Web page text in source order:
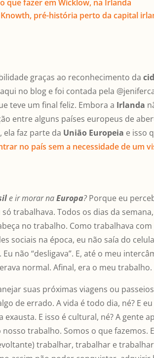
que fazer em Wicklow, na Irlanda
pré-história perto da capital
graças ao reconhecimento da
no blog e foi contada pela
teve um final feliz. Embora a Irlanda
entre alguns países europeus de
ela faz parte da União Europeia e isso
no país sem a necessidade de um
e ir morar naEuropa?Porque eu
trabalhava. Todos os dias da
no trabalho. Como trabalhava com
sociais na época, eu não saía do
não “desligava”. E, até o meu
normal. Afinal, era o meu trabalho.
suas próximas viagens ou
de errado. A vida é todo dia, né? E
E isso é cultural, né? A gente
trabalho. Somos o que fazemos.
trabalhar, trabalhar e